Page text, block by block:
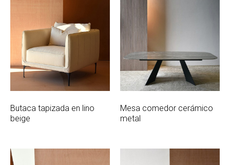
Butaca tapizada en lino
beige
Mesa comedor cerámico
metal